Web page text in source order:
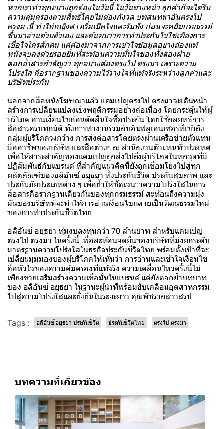
หากเราทำทุกอย่างถูกต้องในวันนี้ ในวันข้างหน้า ลูกค้าก็จะได้รับ
ความคุ้มครองตามสิทธิ์โดยไม่ต้องกังวล บทสนทนาอันตรงไป
ตรงมานี้ ทำให้หญิงสาวเริ่มเปิดใจและรับฟัง ก่อนจะหยิบกรมธรรม์
ขึ้นมาอ่านด้วยตัวเอง และค้นพบว่าการทำประกันไม่ใช่เพียงการ
เชื่อใจใครสักคน แต่ต้องมาจากการเข้าใจข้อมูลอย่างถ่องแท้
หนังจบลงด้วยรอยยิ้มที่สะท้อนความมั่นใจของทั้งสองฝ่าย
ตอกย้ำสารสำคัญว่า ทุกอย่างต้องตรงไป ตรงมา เพราะความ
โปร่งใส คือรากฐานของความไว้วางใจที่แท้จริงระหว่างลูกค้าและ
บริษัทประกัน
นอกจากสื่อหนังโฆษณาแล้ว แคมเปญตรงไป ตรงมาจะเดินหน้า
สร้างการเปลี่ยนแปลงเชิงพฤติกรรมอย่างต่อเนื่อง โดยกระตุ้นให้ผู้
บริโภค อ่านเงื่อนไขก่อนตัดสินใจซื้อประกัน โดยใช้กลยุทธ์การ
สื่อสารครบทุกมิติ ทั้งการทำงานร่วมกับอินฟลูเอนเซอร์ที่เข้าถึง
กลุ่มผู้บริโภควงกว้าง การส่งต่อสารโดยตรงผ่านเครือข่ายตัวแทน
มืออาชีพของบริษัท และสื่อต่างๆ ณ สำนักงานตัวแทนทั่วประเทศ
เพื่อให้สาระสำคัญของแคมเปญถูกส่งไปถึงผู้บริโภคในทุกจุดที่มี
ปฏิสัมพันธ์กับแบรนด์ ที่สำคัญแนวคิดนี้ยังถูกเชื่อมโยงไปสู่ทุก
ผลิตภัณฑ์ของอลิอันซ์ อยุธยา ทั้งประกันชีวิต ประกันสุขภาพ และ
ประกันภัยประเภทต่าง ๆ เพื่อย้ำให้ชัดเจนว่าความโปร่งใสในการ
สื่อสารคือรากฐานเดียวกันของทุกกรมธรรม์ สะท้อนถึงความมุ่ง
มั่นของบริษัทที่จะทำให้การอ่านเงื่อนไขกลายเป็นวัฒนธรรมใหม่
ของการทำประกันชีวิตไทย
อลิอันซ์ อยุธยา ทุ่มงบลงทุนกว่า 70 ล้านบาท สำหรับแคมเปญ
ตรงไป ตรงมา ในครั้งนี้ เพื่อสะท้อนจุดยืนของบริษัทที่มุ่งยกระดับ
มาตรฐานความโปร่งใสในธุรกิจประกันชีวิตไทย พร้อมตั้งเป้าที่จะ
เปลี่ยนมุมมองของผู้บริโภคให้เห็นว่า การอ่านและเข้าใจเงื่อนไข
คือหัวใจของความคุ้มครองที่แท้จริง ความเคลื่อนไหวครั้งนี้ไม่
เพียงช่วยเสริมสร้างความเชื่อมั่นในแบรนด์ แต่ยังตอกย้ำบทบาท
ของ อลิอันซ์ อยุธยา ในฐานะผู้นำที่พร้อมขับเคลื่อนอุตสาหกรรม
ไปสู่ความโปร่งใสและยั่งยืนในระยะยาว คุณพัชรากล่าวสรุป
Tags : อลิอันซ์ อยุธยา ประกันชีวิต ประกันชีวิตไทย ตรงไป ตรงมา
บทความที่เกี่ยวข้อง